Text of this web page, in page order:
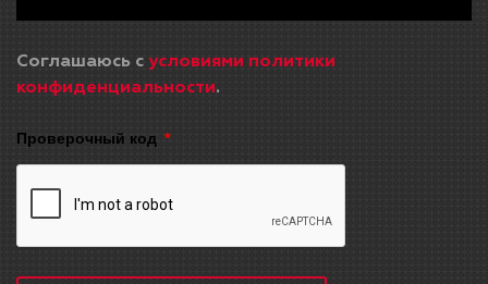
Соглашаюсь с условиями политики
конфиденциальности.
Проверочный код